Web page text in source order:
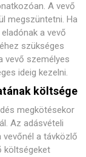
A vevő
megszüntetni. Ha
a vevő
szükséges
vevő személyes
ideig kezelni.
költsége
megkötésekor
Az adásvételi
a távközlő
költségeket